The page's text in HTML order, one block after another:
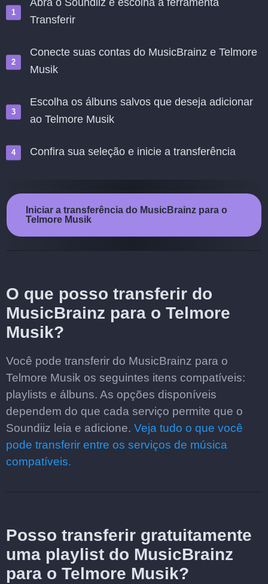
Abra o Soundiiz e escolha a ferramenta
Transferir
Conecte suas contas do MusicBrainz e Telmore
Musik
Escolha os álbuns salvos que deseja adicionar
ao Telmore Musik
Confira sua seleção e inicie a transferência
Iniciar a transferência do MusicBrainz para o
Telmore Musik
O que posso transferir do
MusicBrainz para o Telmore
Musik?
Você pode transferir do MusicBrainz para o
Telmore Musik os seguintes itens compatíveis:
playlists e álbuns. As opções disponíveis
dependem do que cada serviço permite que o
Soundiiz leia e adicione. Veja tudo o que você
pode transferir entre os serviços de música
compatíveis.
Posso transferir gratuitamente
uma playlist do MusicBrainz
para o Telmore Musik?